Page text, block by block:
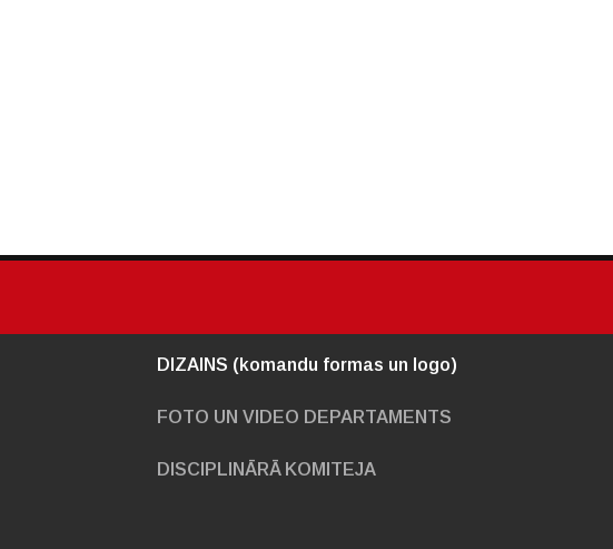
DIZAINS (komandu formas un logo)
FOTO UN VIDEO DEPARTAMENTS
DISCIPLINĀRĀ KOMITEJA